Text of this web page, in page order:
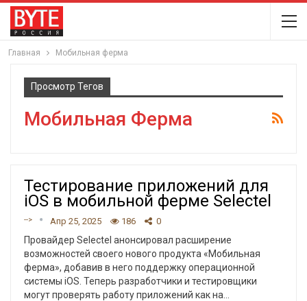
Главная Мобильная ферма
Просмотр Тегов
Мобильная Ферма
Тестирование приложений для
iOS в мобильной ферме Selectel
--> Апр 25, 2025 186 0
Провайдер Selectel анонсировал расширение
возможностей своего нового продукта «‎Мобильная
ферма»‎, добавив в него поддержку операционной
системы iOS. Теперь разработчики и тестировщики
могут проверять работу приложений как на